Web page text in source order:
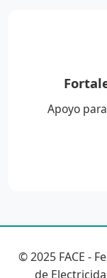
Apoyo
© 2025 FACE -
de